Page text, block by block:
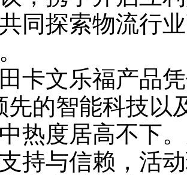
同探索物流行
文乐福产品凭
先的智能科技以
热度居高不下
持与信赖，活